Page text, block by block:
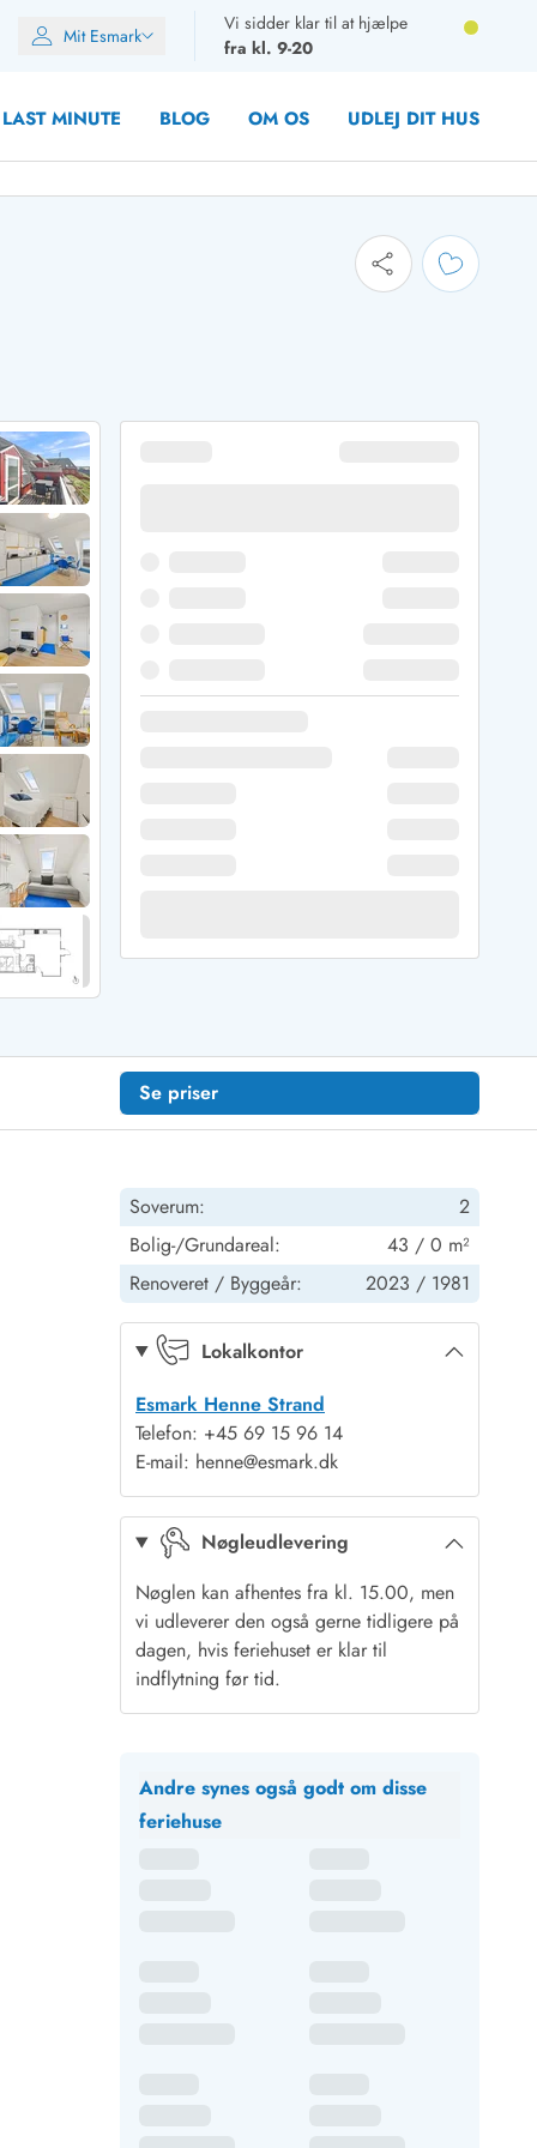
Mit Esmark
Vi sidder klar til at hjælpe
fra kl. 9-20
LAST MINUTE BLOG OM OS UDLEJ DIT HUS
Se priser
Soverum:
2
Bolig-/Grundareal:
43 / 0 m²
Renoveret / Byggeår: 2023 / 1981
Lokalkontor
Esmark Henne Strand
Telefon: +45 69 15 96 14
E-mail: henne@esmark.dk
Nøgleudlevering
Nøglen kan afhentes fra kl. 15.00, men
vi udleverer den også gerne tidligere på
dagen, hvis feriehuset er klar til
indflytning før tid.
Andre synes også godt om disse
feriehuse